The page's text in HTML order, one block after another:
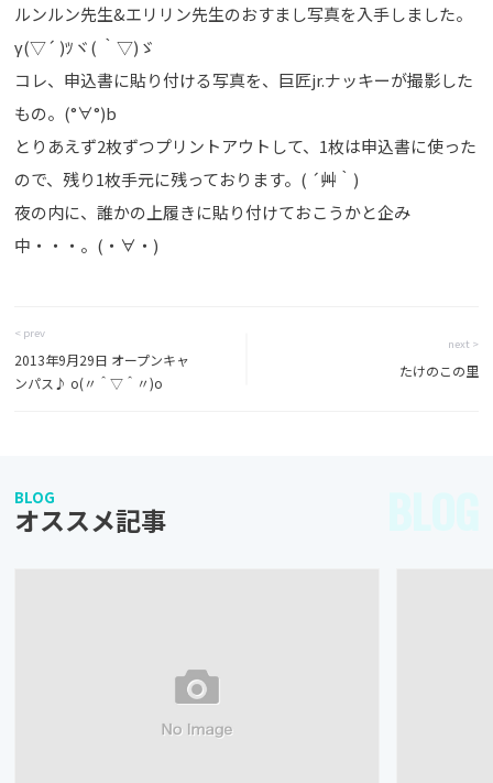
ルンルン先生&エリリン先生のおすまし写真を入手しました。
γ(▽´ )ﾂヾ( ｀▽)ゞ
コレ、申込書に貼り付ける写真を、巨匠jr.ナッキーが撮影した
もの。(°∀°)b
とりあえず2枚ずつプリントアウトして、1枚は申込書に使った
ので、残り1枚手元に残っております。( ´艸｀)
夜の内に、誰かの上履きに貼り付けておこうかと企み
中・・・。(・∀・)
< prev
2013年9月29日 オープンキャ
ンパス♪ o(〃＾▽＾〃)o
next >
たけのこの里
BLOG
オススメ記事